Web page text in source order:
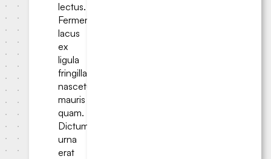
lectus.
Fermentum
lacus
ex
ligula
fringilla
nascetur
mauris
quam.
Dictumst
urna
erat